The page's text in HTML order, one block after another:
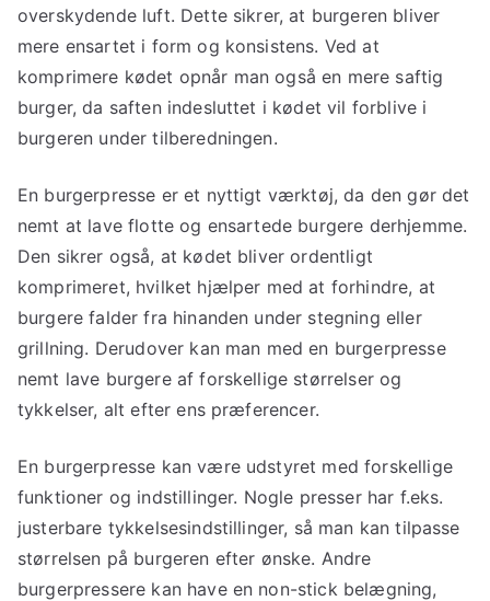
overskydende luft. Dette sikrer, at burgeren bliver
mere ensartet i form og konsistens. Ved at
komprimere kødet opnår man også en mere saftig
burger, da saften indesluttet i kødet vil forblive i
burgeren under tilberedningen.
En burgerpresse er et nyttigt værktøj, da den gør det
nemt at lave flotte og ensartede burgere derhjemme.
Den sikrer også, at kødet bliver ordentligt
komprimeret, hvilket hjælper med at forhindre, at
burgere falder fra hinanden under stegning eller
grillning. Derudover kan man med en burgerpresse
nemt lave burgere af forskellige størrelser og
tykkelser, alt efter ens præferencer.
En burgerpresse kan være udstyret med forskellige
funktioner og indstillinger. Nogle presser har f.eks.
justerbare tykkelsesindstillinger, så man kan tilpasse
størrelsen på burgeren efter ønske. Andre
burgerpressere kan have en non-stick belægning,